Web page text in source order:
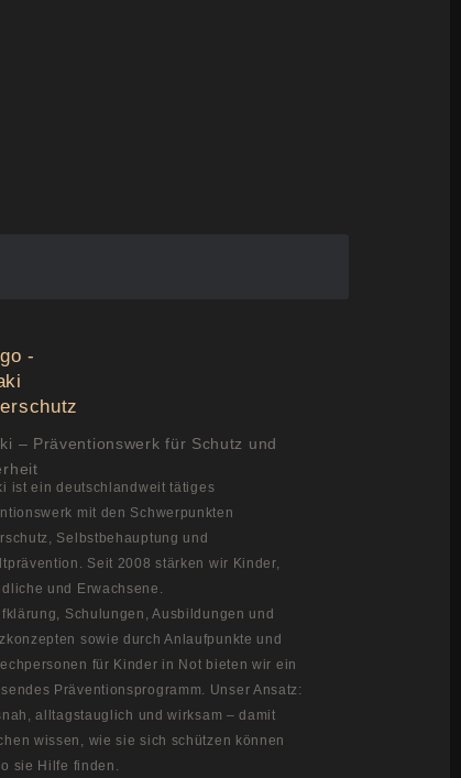
– Präventionswerk für Schutz und
ist ein deutschlandweit tätiges
mit den Schwerpunkten
Selbstbehauptung und
Seit 2008 stärken wir Kinder,
und Erwachsene.
Schulungen, Ausbildungen und
sowie durch Anlaufpunkte und
für Kinder in Not bieten wir ein
Präventionsprogramm. Unser Ansatz:
alltagstauglich und wirksam – damit
wissen, wie sie sich schützen können
sie Hilfe finden.